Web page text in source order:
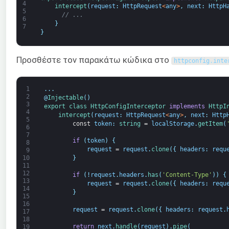
4
5
6
7
intercept ( request : HttpRequest<any>, next :
// ...
}
}
Προσθέστε τον παρακάτω κώδικα στο httpconfig .
1
2
3
4
5
6
7
8
9
10
11
12
13
14
15
16
17
18
19
. . .
@Injectable( )
export
class HttpConfigInterceptor implements
intercept ( request : HttpRequest<any>, next :
const token: string = localStorage.getItem(
if (token)
{
request = request . clone( { headers :
}
if ( ! request . headers . has ( 'Content-Type' ) )
{
request = request . clone( { headers :
}
request = request . clone( { headers : request .
return next . handle( request ) . pipe(